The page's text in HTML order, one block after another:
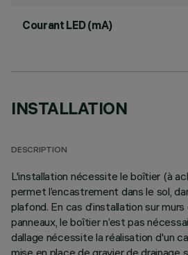
Courant LED (mA)
INSTALLATION
DESCRIPTION
L'installation nécessite le boîtier (à
permet l’encastrement dans le sol,
plafond. En cas d’installation sur
panneaux, le boîtier n’est pas
dallage nécessite la réalisation d'un
mise en place de gravier de drainage